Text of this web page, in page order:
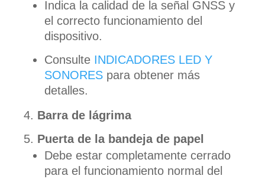
Indica la calidad de la señal GNSS y
el correcto funcionamiento del
dispositivo.
Consulte INDICADORES LED Y
SONORES para obtener más
detalles.
Barra de lágrima
Puerta de la bandeja de papel
Debe estar completamente cerrado
para el funcionamiento normal del